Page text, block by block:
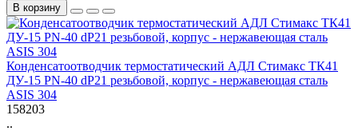
В корзину
Конденсатоотводчик термостатический АДЛ Стимакс ТК41
ДУ-15 PN-40 dP21 резьбовой, корпус - нержавеющая сталь
ASIS 304
158203
..